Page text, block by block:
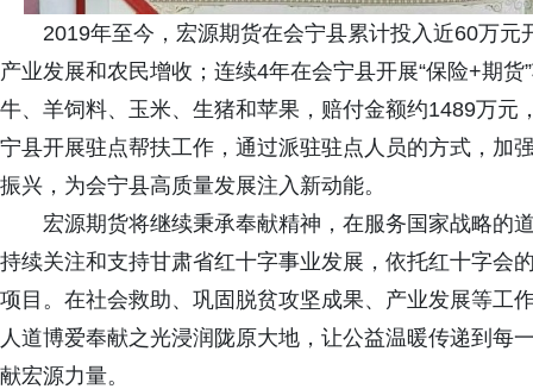
2019年至今，宏源期货在会宁县累计投入近60万
产业发展和农民增收；连续4年在会宁县开展“保险+期
牛、羊饲料、玉米、生猪和苹果，赔付金额约1489万
宁县开展驻点帮扶工作，通过派驻驻点人员的方式，加
振兴，为会宁县高质量发展注入新动能。
宏源期货将继续秉承奉献精神，在服务国家战略的
持续关注和支持甘肃省红十字事业发展，依托红十字会
项目。在社会救助、巩固脱贫攻坚成果、产业发展等工
人道博爱奉献之光浸润陇原大地，让公益温暖传递到每
献宏源力量。